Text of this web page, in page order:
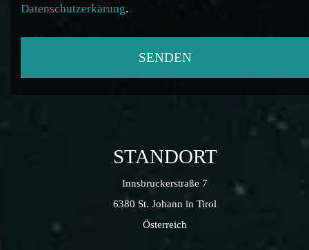
Datenschutzerkärung.
STANDORT
Innsbruckerstraße 7
6380 St. Johann in Tirol
Österreich